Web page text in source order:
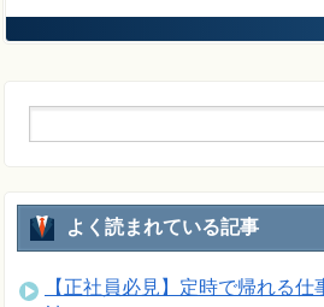
よく読まれている記事
【正社員必見】定時で帰れる